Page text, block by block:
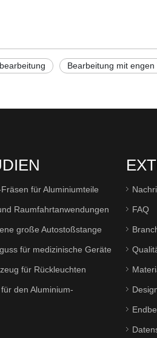
Bearbeitung mit engen
für Aluminiumteile
Raumfahrtanwendungen
große Autostoßstange
für medizinische Geräte
für Rückleuchten
den Aluminium-
FAQ